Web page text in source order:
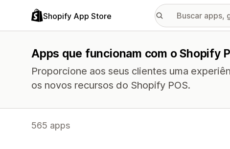
Shopify App Store
Apps que funcionam com o Shopify
Proporcione aos seus clientes uma
os novos recursos do Shopify POS.
565 apps